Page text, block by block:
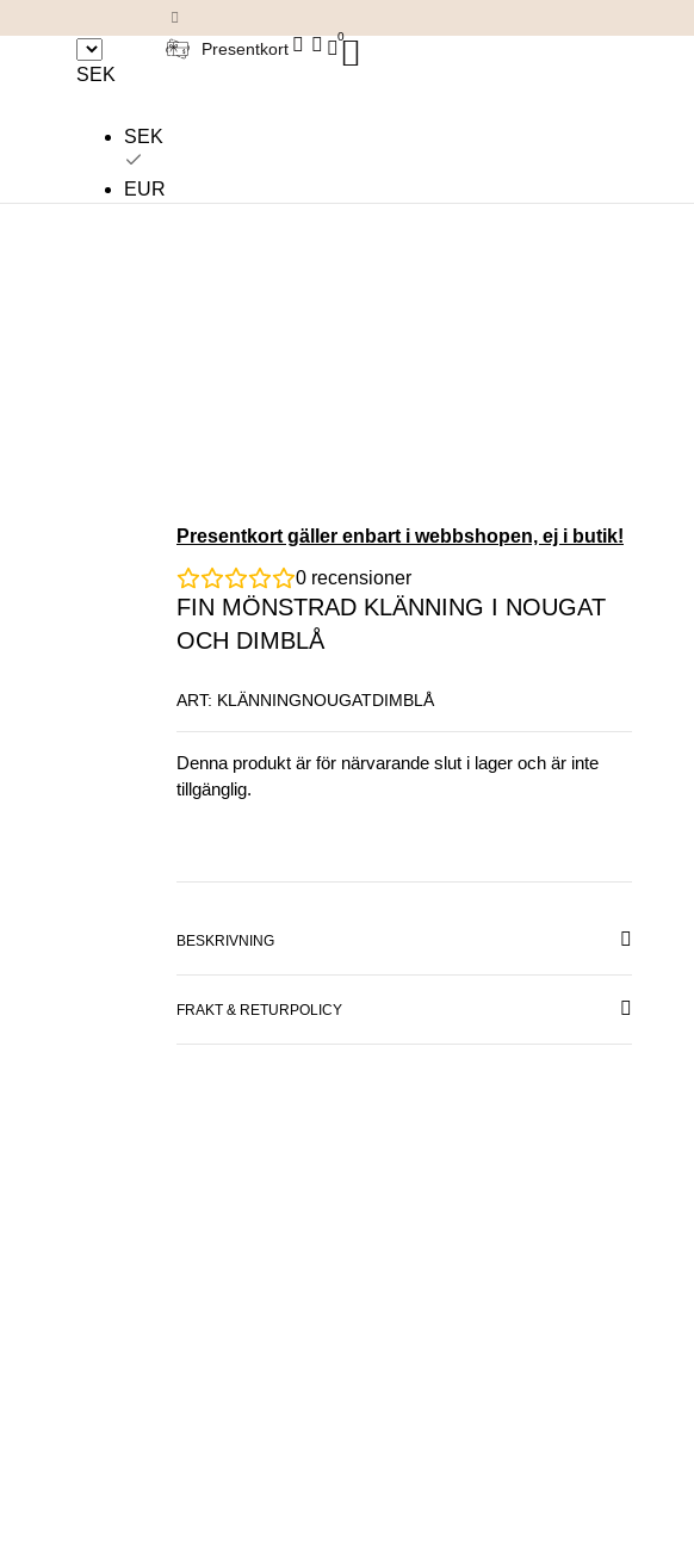
SEK
SEK
EUR
Presentkort
0
Presentkort gäller enbart i webbshopen, ej i butik!
0 recensioner
FIN MÖNSTRAD KLÄNNING I NOUGAT
OCH DIMBLÅ
ART: KLÄNNINGNOUGATDIMBLÅ
Denna produkt är för närvarande slut i lager och är inte
tillgänglig.
BESKRIVNING
FRAKT & RETURPOLICY